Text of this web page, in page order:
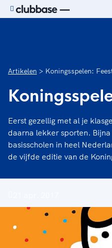
Artikelen Koningsspelen:
Eerst gezellig met al je
daarna lekker sporten.
basisscholen in heel
de vijfde editie van de